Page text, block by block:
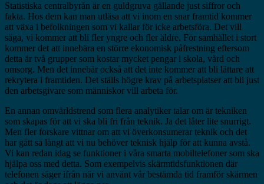
Statistiska centralbyrån är en guldgruva gällande just siffror och
fakta. Hos dem kan man utläsa att vi inom en snar framtid kommer
att växa i befolkningen som vi kallar för icke arbetsföra. Det vill
säga, vi kommer att bli fler yngre och fler äldre. För samhället i stort
kommer det att innebära en större ekonomisk påfrestning eftersom
detta är två grupper som kostar mycket pengar i skola, vård och
omsorg. Men det innebär också att det inte kommer att bli lättare att
rekrytera i framtiden. Det ställs högre krav på arbetsplatser att bli just
den arbetsgivare som människor vill arbeta för.
En annan omvärldstrend som flera analytiker talar om är tekniken
som skapas för att vi ska bli fri från teknik. Ja det låter lite snurrigt.
Men fler forskare vittnar om att vi överkonsumerar teknik och det
har gått så långt att vi nu behöver teknisk hjälp för att kunna avstå.
Vi kan redan idag se funktioner i våra smarta mobiltelefoner som ska
hjälpa oss med detta. Som exempelvis skärmtidsfunktionen där
telefonen säger ifrån när vi använt vår bestämda tid framför skärmen